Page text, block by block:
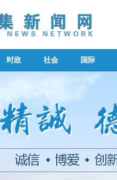
时政 社会 国际